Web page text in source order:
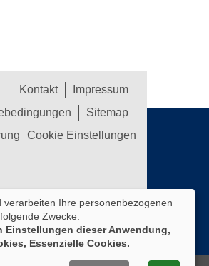
Kontakt
Impressum
Sitemap
Cookie Einstellungen
verarbeiten Ihre personenbezogenen
Zwecke:
Einstellungen dieser Anwendung,
Essenzielle Cookies.